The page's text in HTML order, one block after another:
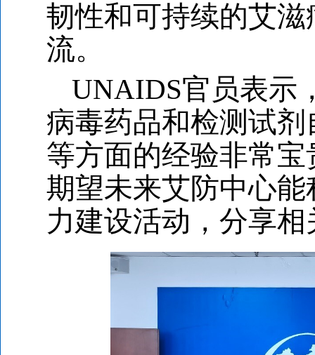
韧性和可持续的艾
流。
UNAIDS官员表示
病毒药品和检测试
等方面的经验非常
期望未来艾防中心
力建设活动，分享